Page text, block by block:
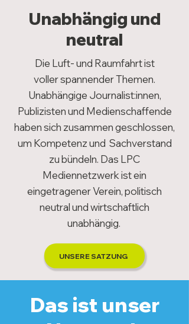
Unabhängig und
neutral
Die Luft- und Raumfahrt ist
vollerspannender Themen.
Unabhängige Journalist:innen,
Publizisten und Medienschaffende
haben sich zusammen geschlossen,
um Kompetenz und Sachverstand
zu bündeln. Das LPC
Mediennetzwerk ist ein
eingetragener Verein, politisch
neutral und wirtschaftlich
unabhängig.
UNSERE SATZUNG
Das ist unser